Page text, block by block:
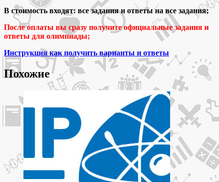
ответы
В стоимость входят: все задания и ответы на все задания;
После оплаты вы сразу получите официальные задания и
ответы для олимпиады;
Инструкция как получить варианты и ответы
Похожие